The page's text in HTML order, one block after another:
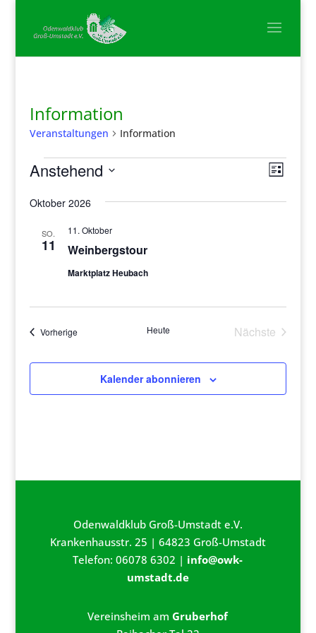
Information
Veranstaltungen Information
Veranstaltungen Liste
Anstehend
wählen.
Oktober 2026
SO.
11 Weinbergstour
11. Oktober
Marktplatz Heubach
VorherigeVeranstaltungen Heute
Nächste
Kalender abonnieren
Odenwaldklub Groß-Umstadt e.V.
Krankenhausstr. 25 | 64823 Groß-Umstadt
Telefon: 06078 6302 | info@owk-
umstadt.de
Vereinsheim amGruberhof